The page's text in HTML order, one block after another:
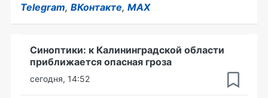
Telegram, ВКонтакте, MAX
Синоптики: к Калининградской области
приближается опасная гроза
сегодня, 14:52